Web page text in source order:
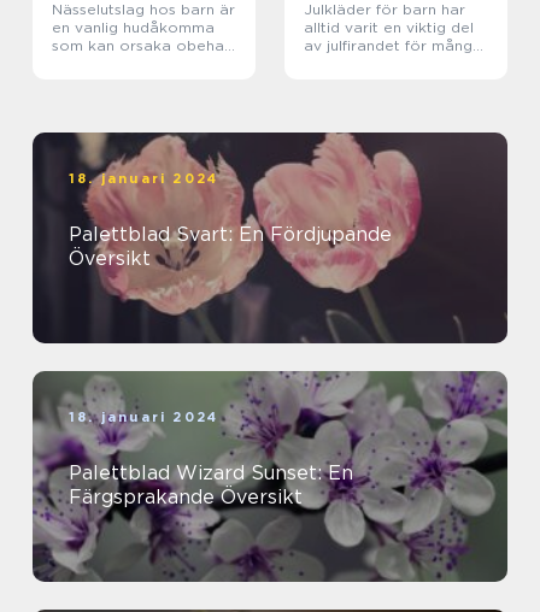
Nässelutslag hos barn är
en vanlig hudåkomma
som kan orsaka obehag
Julkläder för barn har
alltid varit en viktig del
av julfirandet för många
18. januari 2024
Palettblad Svart: En Fördjupande
Översikt
18. januari 2024
Palettblad Wizard Sunset: En
Färgsprakande Översikt